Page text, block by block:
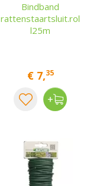
Bindband
rattenstaartsluit.rol
l25m
€ 7,35